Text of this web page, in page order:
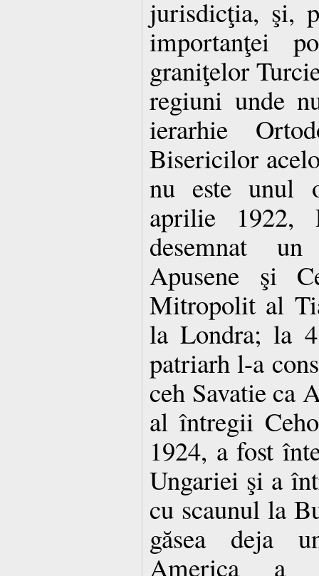
jurisdicţia, şi,
importanţei
graniţelor
regiuni unde
ierarhie
Bisericilor
nu este unul
aprilie 1922,
desemnat
Apusene şi
Mitropolit al
la Londra; la
patriarh l-a
ceh Savatie ca
al întregii
1924, a fost
Ungariei şi a
cu scaunul la
găsea deja
America a